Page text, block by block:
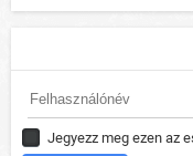
Jegyezz meg ezen az